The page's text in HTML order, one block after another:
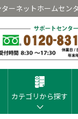
ーネットホームセン
カテゴリから探す